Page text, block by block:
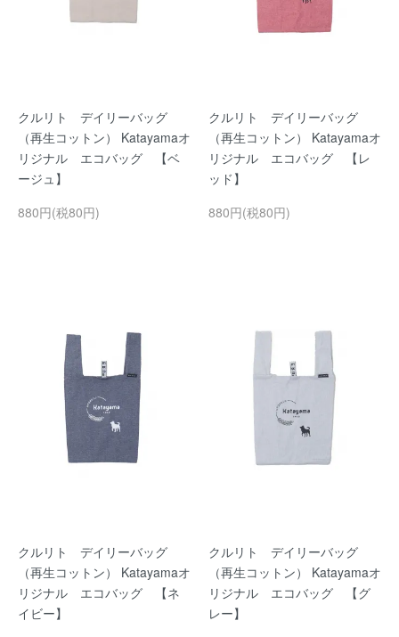
クルリト デイリーバッグ
（再生コットン） Katayamaオ
リジナル エコバッグ 【ベ
ージュ】
880円(税80円)
クルリト デイリーバッグ
（再生コットン） Katayamaオ
リジナル エコバッグ 【レ
ッド】
880円(税80円)
クルリト デイリーバッグ
（再生コットン） Katayamaオ
リジナル エコバッグ 【ネ
イビー】
クルリト デイリーバッグ
（再生コットン） Katayamaオ
リジナル エコバッグ 【グ
レー】